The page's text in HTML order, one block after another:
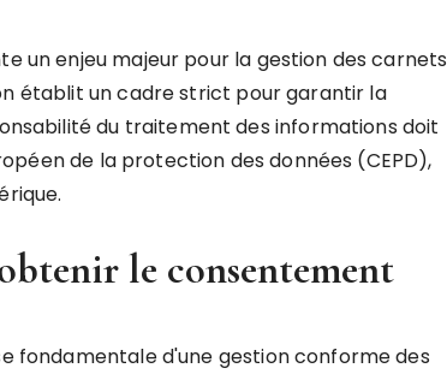
un enjeu majeur pour la gestion des carnets
établit un cadre strict pour garantir la
du traitement des informations doit
de la protection des données (CEPD),
le consentement
fondamentale d'une gestion conforme des